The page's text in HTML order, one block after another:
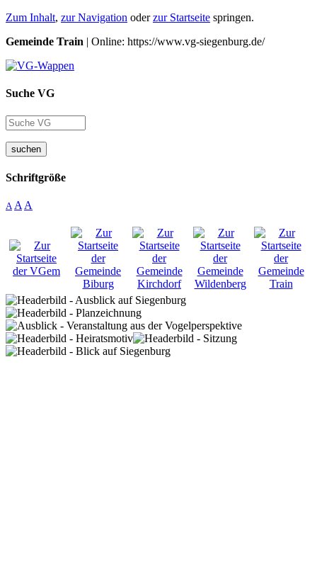
Zum Inhalt, zur Navigation oderzur Startseite springen.
Gemeinde Train | Online: https://www.vg-siegenburg.de/
Suche VG
suchen
Schriftgröße
A A A